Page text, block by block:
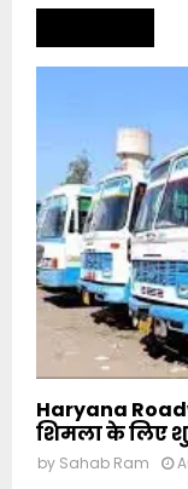
Haryana
शिमला के लिए
by Sahab Ram